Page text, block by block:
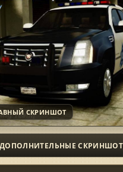
СКРИНШОТ
ДОПОЛНИТЕЛЬНЫЕ